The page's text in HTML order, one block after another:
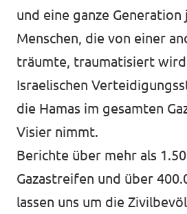
und eine ganze Generation
Menschen, die von einer
träumte, traumatisiert
Israelischen
die Hamas im gesamten
Visier nimmt.
Berichte über mehr als
Gazastreifen und über
lassen uns um die